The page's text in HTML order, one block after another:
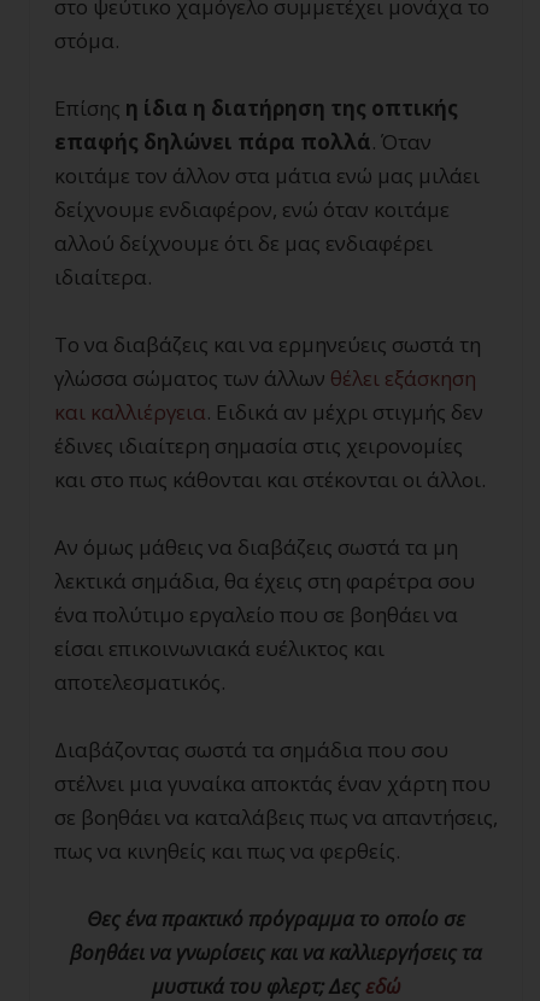
στο ψεύτικο χαμόγελο συμμετέχει μονάχα το
στόμα.
Επίσης η ίδια η διατήρηση της οπτικής
επαφής δηλώνει πάρα πολλά. Όταν
κοιτάμε τον άλλον στα μάτια ενώ μας μιλάει
δείχνουμε ενδιαφέρον, ενώ όταν κοιτάμε
αλλού δείχνουμε ότι δε μας ενδιαφέρει
ιδιαίτερα.
Το να διαβάζεις και να ερμηνεύεις σωστά τη
γλώσσα σώματος των άλλων θέλει εξάσκηση
και καλλιέργεια. Ειδικά αν μέχρι στιγμής δεν
έδινες ιδιαίτερη σημασία στις χειρονομίες
και στο πως κάθονται και στέκονται οι άλλοι.
Αν όμως μάθεις να διαβάζεις σωστά τα μη
λεκτικά σημάδια, θα έχεις στη φαρέτρα σου
ένα πολύτιμο εργαλείο που σε βοηθάει να
είσαι επικοινωνιακά ευέλικτος και
αποτελεσματικός.
Διαβάζοντας σωστά τα σημάδια που σου
στέλνει μια γυναίκα αποκτάς έναν χάρτη που
σε βοηθάει να καταλάβεις πως να απαντήσεις,
πως να κινηθείς και πως να φερθείς.
Θες ένα πρακτικό πρόγραμμα το οποίο σε
βοηθάει να γνωρίσεις και να καλλιεργήσεις τα
μυστικά του φλερτ; Δες εδώ